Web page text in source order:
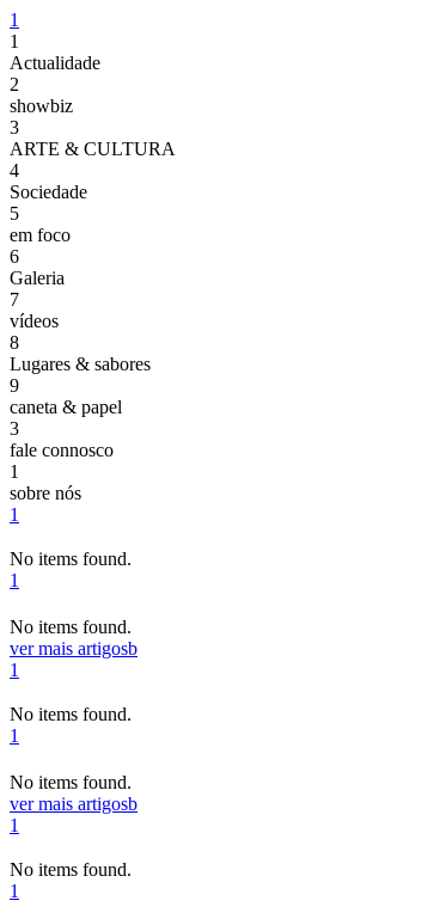
1
1
Actualidade
2
showbiz
3
ARTE & CULTURA
4
Sociedade
5
em foco
6
Galeria
7
vídeos
8
Lugares & sabores
9
caneta & papel
3
fale connosco
1
sobre nós
1
No items found.
1
No items found.
ver mais artigosb
1
No items found.
1
No items found.
ver mais artigosb
1
No items found.
1